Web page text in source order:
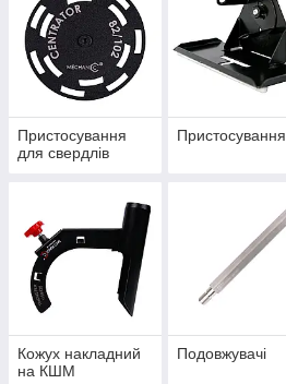
Пристосування
для свердлів
Пристосування
Кожух накладний
на КШМ
Подовжувачі